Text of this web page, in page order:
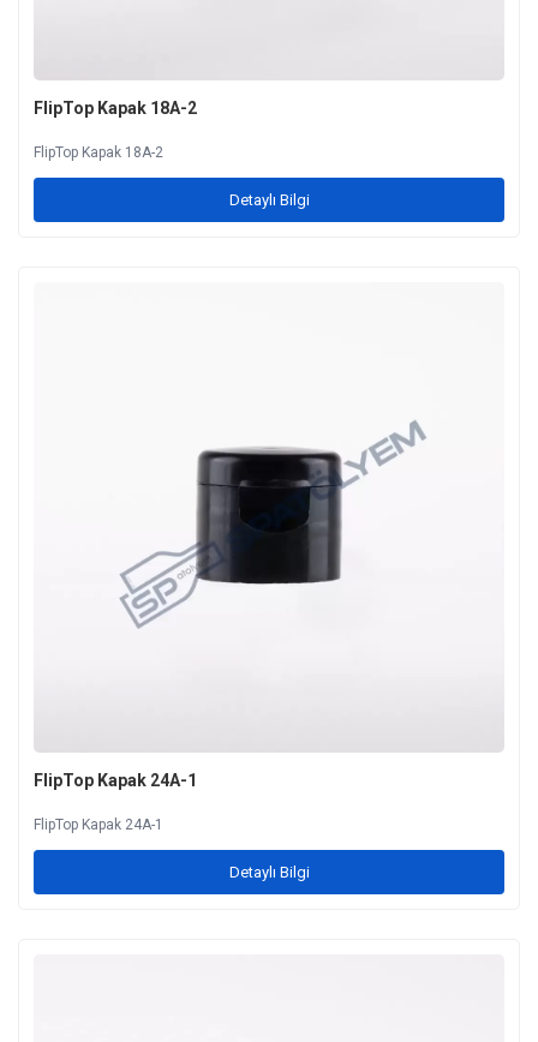
FlipTop Kapak 18A-2
FlipTop Kapak 18A-2
Detaylı Bilgi
FlipTop Kapak 24A-1
FlipTop Kapak 24A-1
Detaylı Bilgi